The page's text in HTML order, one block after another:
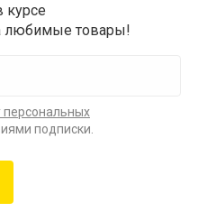
курсе
любимые товары!
персональных
подписки.